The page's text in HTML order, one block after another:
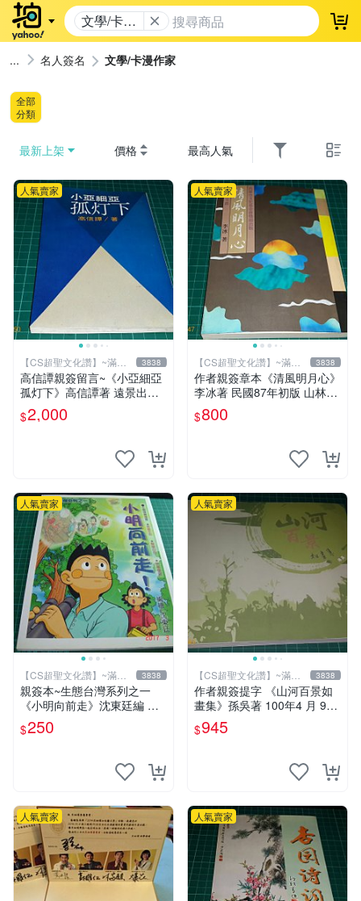
文學/卡漫
作家
登
名人簽名 文學/卡漫作家
全部
分類
最新上架 價格 最高人氣
人氣賣家
【CS超聖文化讚】~滿千
元送運
3838
高信譚親簽留言~《小亞細亞
孤灯下》高信譚著 遠景出版
民國73年再版 書緣有斑 【C
S 超聖文化讚】
$2,000
人氣賣家
【CS超聖文化讚】~滿千
元送運
3838
作者親簽章本《清風明月心》
李冰著 民國87年初版 山林書
局出版 書緣有微斑 【CS 超
聖文化讚】
$800
人氣賣家
【CS超聖文化讚】~滿千
元送運
3838
親簽本~生態台灣系列之一
《小明向前走》沈東廷編 東
廷漫畫工作室 民國92年 大本
【CS 超聖文化讚】
$250
人氣賣家
【CS超聖文化讚】~滿千
元送運
3838
作者親簽提字 《山河百景如
畫集》孫吳著 100年4 月 9成
新 【CS超聖文化讚】
$945
人氣賣家 人氣賣家